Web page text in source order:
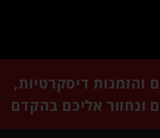
והזמנות דיסקרטיות,
ונחזור אליכם בהקדם